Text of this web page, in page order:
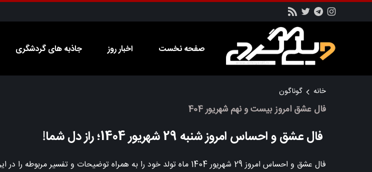
صفحه نخست اخبار روز جاذبه های گردشگری
خانه گوناگون
فال عشق امروز بیست و نهم شهریور 404
فال عشق و احساس امروز شنبه 29 شهریور 1404؛ راز دل شما!
فال عشق و احساس امروز 29 شهریور 1404 ماه تولد خود را به همراه توضیحات و تفسیر مربوطه را در این بخش از سایت ویکی گردی دنبال کنید.